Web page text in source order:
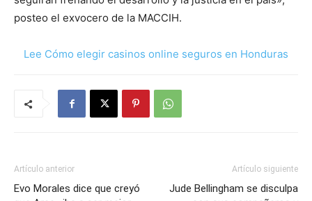
posteo el exvocero de la MACCIH.
Lee Cómo elegir casinos online seguros en Honduras
Artículo anterior
Evo Morales dice que creyó
Artículo siguiente
Jude Bellingham se disculpa